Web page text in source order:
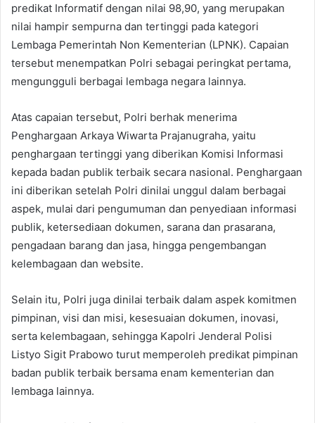
predikat Informatif dengan nilai 98,90, yang merupakan
nilai hampir sempurna dan tertinggi pada kategori
Lembaga Pemerintah Non Kementerian (LPNK). Capaian
tersebut menempatkan Polri sebagai peringkat pertama,
mengungguli berbagai lembaga negara lainnya.
Atas capaian tersebut, Polri berhak menerima
Penghargaan Arkaya Wiwarta Prajanugraha, yaitu
penghargaan tertinggi yang diberikan Komisi Informasi
kepada badan publik terbaik secara nasional. Penghargaan
ini diberikan setelah Polri dinilai unggul dalam berbagai
aspek, mulai dari pengumuman dan penyediaan informasi
publik, ketersediaan dokumen, sarana dan prasarana,
pengadaan barang dan jasa, hingga pengembangan
kelembagaan dan website.
Selain itu, Polri juga dinilai terbaik dalam aspek komitmen
pimpinan, visi dan misi, kesesuaian dokumen, inovasi,
serta kelembagaan, sehingga Kapolri Jenderal Polisi
Listyo Sigit Prabowo turut memperoleh predikat pimpinan
badan publik terbaik bersama enam kementerian dan
lembaga lainnya.